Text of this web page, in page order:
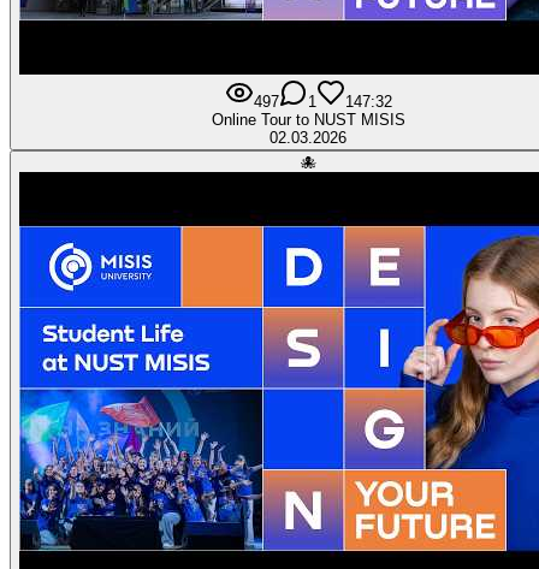
497 1 147:32
Online Tour to NUST MISIS
02.03.2026
🐙